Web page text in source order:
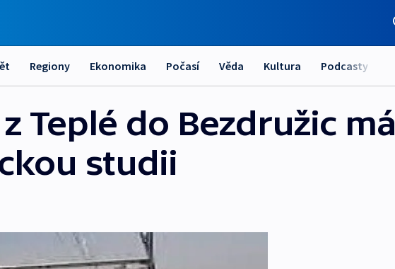
Regiony Ekonomika Počasí Věda Kultura Podcasty
Teplé do Bezdružic má
studii